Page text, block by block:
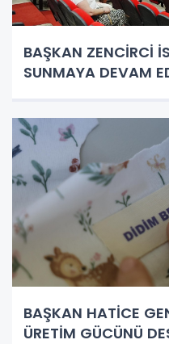
BAŞKAN ZENCİRCİ
SUNMAYA DEVAM
BAŞKAN HATİCE
ÜRETİM GÜCÜNÜ